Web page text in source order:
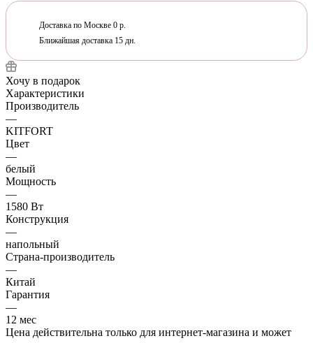
Доставка по Москве 0 р.
Ближайшая доставка 15 дн.
Хочу в подарок
Характеристики
Производитель
—
KITFORT
Цвет
—
белый
Мощность
—
1580 Вт
Конструкция
—
напольный
Страна-производитель
—
Китай
Гарантия
—
12 мес
Цена действительна только для интернет-магазина и может